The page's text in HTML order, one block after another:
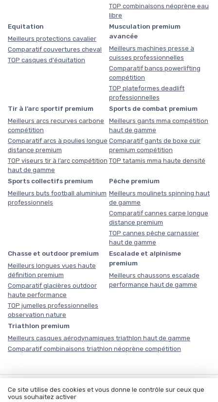
TOP combinaisons néoprène eau
libre
Equitation
Meilleurs protections cavalier
Comparatif couvertures cheval
TOP casques d'équitation
Musculation premium
avancée
Meilleurs machines presse à
cuisses professionnelles
Comparatif bancs powerlifting
compétition
TOP plateformes deadlift
professionnelles
Tir à l’arc sportif premium
Meilleurs arcs recurves carbone
compétition
Comparatif arcs à poulies longue
distance premium
TOP viseurs tir à l’arc compétition
haut de gamme
Sports de combat premium
Meilleurs gants mma compétition
haut de gamme
Comparatif gants de boxe cuir
premium compétition
TOP tatamis mma haute densité
Sports collectifs premium
Meilleurs buts football aluminium
professionnels
Pêche premium
Meilleurs moulinets spinning haut
de gamme
Comparatif cannes carpe longue
distance premium
TOP cannes pêche carnassier
haut de gamme
Chasse et outdoor premium
Meilleurs longues vues haute
définition premium
Comparatif glacières outdoor
haute performance
TOP jumelles professionnelles
observation nature
Escalade et alpinisme
premium
Meilleurs chaussons escalade
performance haut de gamme
Triathlon premium
Meilleurs casques aérodynamiques triathlon haut de gamme
Comparatif combinaisons triathlon néoprène compétition
COMMENT NOUS TRAVAILLONS
Notre méthodologieÀ propos
Ce site utilise des cookies et vous donne le contrôle sur ceux que
vous souhaitez activer